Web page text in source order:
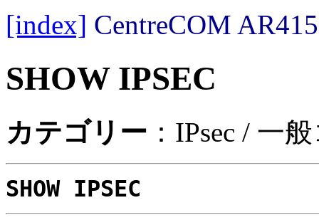
[index] CentreCOM
SHOW IPSEC
カテゴリー ：IPsec / 一
SHOW IPSEC